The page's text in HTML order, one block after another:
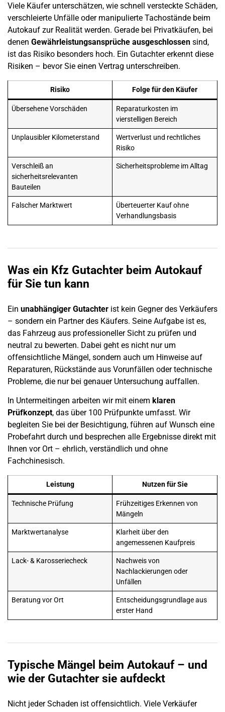
Viele Käufer unterschätzen, wie schnell versteckte Schäden,
verschleierte Unfälle oder manipulierte Tachostände beim
Autokauf zur Realität werden. Gerade bei Privatkäufen, bei
denen Gewährleistungsansprüche ausgeschlossen sind,
ist das Risiko besonders hoch. Ein Gutachter erkennt diese
Risiken – bevor Sie einen Vertrag unterschreiben.
Risiko Folge für den Käufer
Übersehene Vorschäden
Reparaturkosten im
vierstelligen Bereich
Unplausibler Kilometerstand Wertverlust und rechtliches
Risiko
Verschleiß an
sicherheitsrelevanten
Bauteilen
Sicherheitsprobleme im Alltag
Falscher Marktwert
Überteuerter Kauf ohne
Verhandlungsbasis
Was ein Kfz Gutachter beim Autokauf
für Sie tun kann
Ein unabhängiger Gutachter ist kein Gegner des Verkäufers
– sondern ein Partner des Käufers. Seine Aufgabe ist es,
das Fahrzeug aus professioneller Sicht zu prüfen und
neutral zu bewerten. Dabei geht es nicht nur um
offensichtliche Mängel, sondern auch um Hinweise auf
Reparaturen, Rückstände aus Vorunfällen oder technische
Probleme, die nur bei genauer Untersuchung auffallen.
In Untermeitingen arbeiten wir mit einem klaren
Prüfkonzept, das über 100 Prüfpunkte umfasst. Wir
begleiten Sie bei der Besichtigung, führen auf Wunsch eine
Probefahrt durch und besprechen alle Ergebnisse direkt mit
Ihnen vor Ort – ehrlich, verständlich und ohne
Fachchinesisch.
Leistung Nutzen für Sie
Technische Prüfung
Frühzeitiges Erkennen von
Mängeln
Marktwertanalyse
Klarheit über den
angemessenen Kaufpreis
Lack- & Karosseriecheck
Nachweis von
Nachlackierungen oder
Unfällen
Beratung vor Ort
Entscheidungsgrundlage aus
erster Hand
Typische Mängel beim Autokauf – und
wie der Gutachter sie aufdeckt
Nicht jeder Schaden ist offensichtlich. Viele Verkäufer